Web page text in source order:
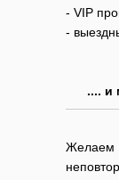
- VIP
-
.... и